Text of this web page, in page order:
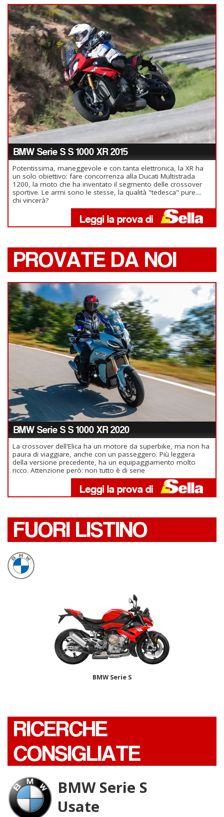
BMW Serie S S 1000 XR 2015
Potentissima, maneggevole e con tanta elettronica, la XR ha
un solo obiettivo: fare concorrenza alla Ducati Multistrada
1200, la moto che ha inventato il segmento delle crossover
sportive. Le armi sono le stesse, la qualità "tedesca" pure....
chi vincerà?
PROVATE DA NOI
BMW Serie S S 1000 XR 2020
La crossover dell'Elica ha un motore da superbike, ma non ha
paura di viaggiare, anche con un passeggero. Più leggera
della versione precedente, ha un equipaggiamento molto
ricco. Attenzione però: non tutto è di serie
FUORI LISTINO
BMW Serie S
RICERCHE
CONSIGLIATE
BMW Serie S
Usate